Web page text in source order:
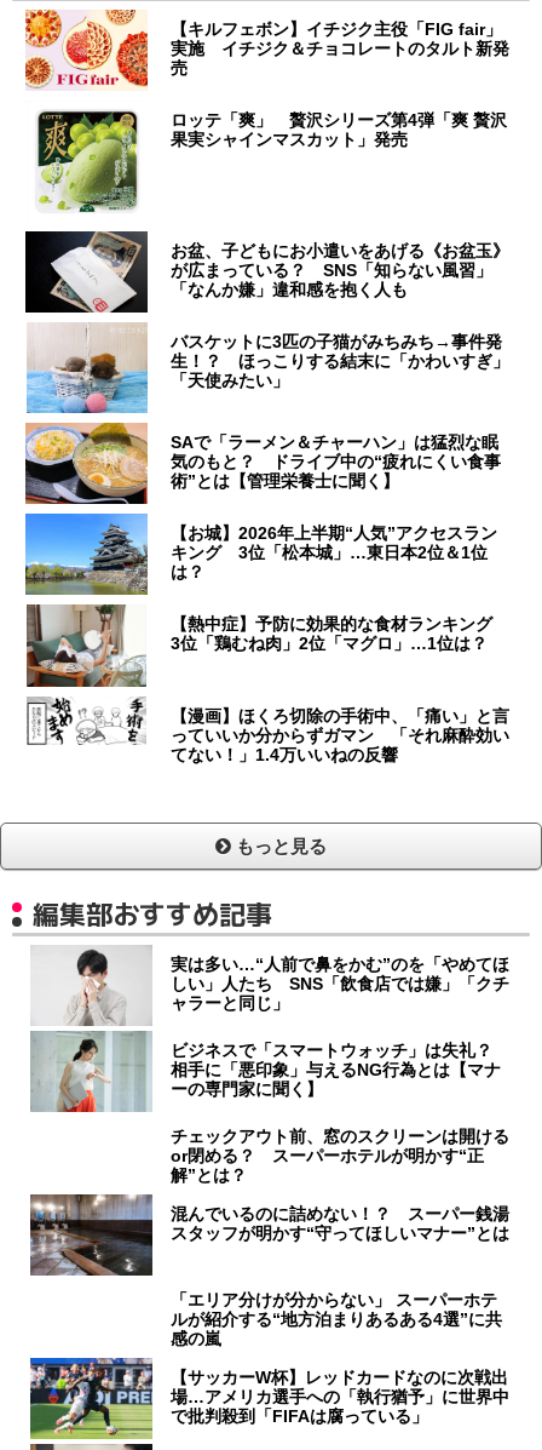
【キルフェボン】イチジク主役「FIG fair」
実施 イチジク＆チョコレートのタルト新発
売
ロッテ「爽」 贅沢シリーズ第4弾「爽 贅沢
果実シャインマスカット」発売
お盆、子どもにお小遣いをあげる《お盆玉》
が広まっている？ SNS「知らない風習」
「なんか嫌」違和感を抱く人も
バスケットに3匹の子猫がみちみち→事件発
生！？ ほっこりする結末に「かわいすぎ」
「天使みたい」
SAで「ラーメン＆チャーハン」は猛烈な眠
気のもと？ ドライブ中の“疲れにくい食事
術”とは【管理栄養士に聞く】
【お城】2026年上半期“人気”アクセスラン
キング 3位「松本城」…東日本2位＆1位
は？
【熱中症】予防に効果的な食材ランキング
3位「鶏むね肉」2位「マグロ」…1位は？
【漫画】ほくろ切除の手術中、「痛い」と言
っていいか分からずガマン 「それ麻酔効い
てない！」1.4万いいねの反響
もっと見る
編集部おすすめ記事
実は多い…“人前で鼻をかむ”のを「やめてほ
しい」人たち SNS「飲食店では嫌」「クチ
ャラーと同じ」
ビジネスで「スマートウォッチ」は失礼？
相手に「悪印象」与えるNG行為とは【マナ
ーの専門家に聞く】
チェックアウト前、窓のスクリーンは開ける
or閉める？ スーパーホテルが明かす“正
解”とは？
混んでいるのに詰めない！？ スーパー銭湯
スタッフが明かす“守ってほしいマナー”とは
「エリア分けが分からない」 スーパーホテ
ルが紹介する“地方泊まりあるある4選”に共
感の嵐
【サッカーW杯】レッドカードなのに次戦出
場…アメリカ選手への「執行猶予」に世界中
で批判殺到「FIFAは腐っている」